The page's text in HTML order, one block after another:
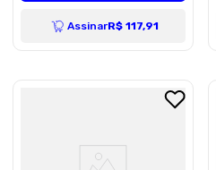
AssinarR$ 117,91